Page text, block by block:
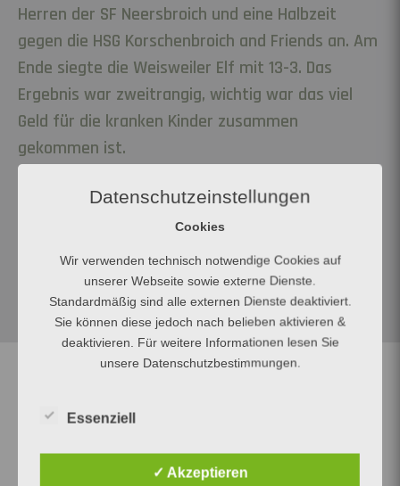
Herren der SF Neersbroich und eine Halbzeit
gegen die HSG Korschenbroich and Friends an. Am
Ende siegte die Weisweiler Elf mit 13-3. Das
Ergebnis war zweitrangig, wichtig war das viel
Geld für die kranken Kinder zusammen
gekommen ist.
Tore: je 4x Chiquinho und Hanke, 3x Polanski, je 1x
Folgt uns auf Instagram und Facebook.
Datenschutzeinstellungen
Cookies
Wir verwenden technisch notwendige Cookies auf
unserer Webseite sowie externe Dienste.
Standardmäßig sind alle externen Dienste deaktiviert.
Sie können diese jedoch nach belieben aktivieren &
deaktivieren. Für weitere Informationen lesen Sie
unsere Datenschutzbestimmungen.
Essenziell
✓ Akzeptieren